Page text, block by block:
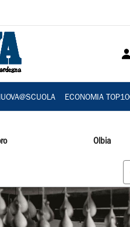
ECONOMIA
Olbia